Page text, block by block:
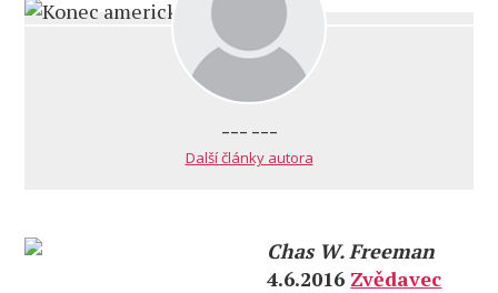
--- ---
Další články autora
Chas W. Freeman
4.6.2016 Zvědavec